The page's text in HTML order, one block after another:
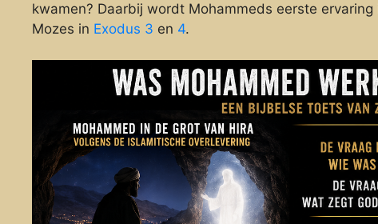
kwamen? Daarbij wordt Mohammeds eerste
Mozes in Exodus 3 en 4.